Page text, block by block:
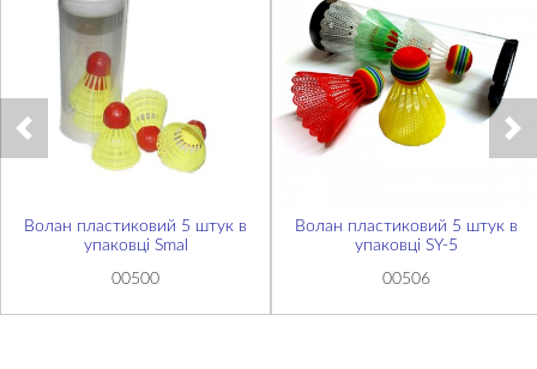
Волан пластиковий 5 штук в
упаковці Smal
00500
Волан пластиковий 5 штук в
упаковці SY-5
00506